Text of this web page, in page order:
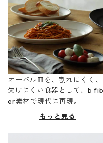
オーバル皿を、割れにくく、
欠けにくい食器として、b fib
er素材で現代に再現。
もっと見る